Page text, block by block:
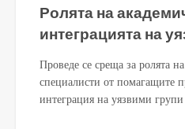
Ролята на
интеграцията на
Проведе се среща за ролята
специалисти от помагащите
интеграция на уязвими